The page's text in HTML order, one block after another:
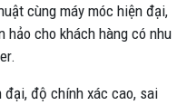
cùng máy móc hiện đại,
cho khách hàng có nhu
độ chính xác cao, sai